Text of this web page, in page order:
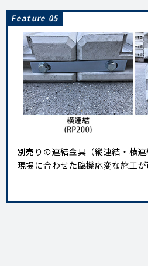
Feature 05
別売りの連結金具（縦連結・横
現場に合わせた臨機応変な施工が